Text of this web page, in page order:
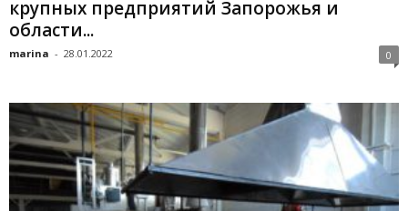
крупных предприятий Запорожья и
области...
marina - 28.01.2022 0